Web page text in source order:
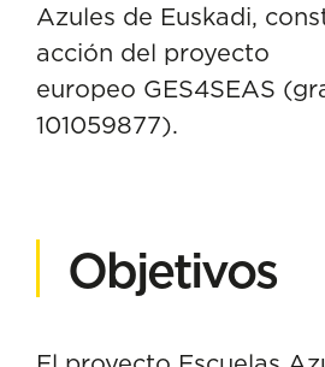
Azules de Euskadi,
acción del proyecto
europeo GES4SEAS
101059877).
Objetivos